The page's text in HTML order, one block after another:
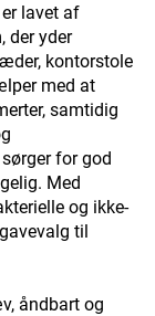
lavet af
der yder
kontorstole
med at
samtidig
for god
Med
og ikke-
til
åndbart og